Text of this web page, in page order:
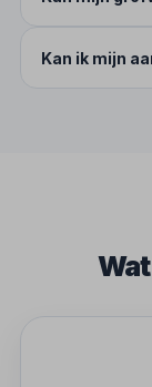
Kan ik mijn